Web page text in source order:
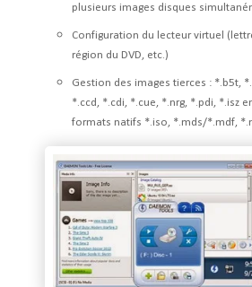
plusieurs images disques
Configuration du lecteur virtuel
région du DVD, etc.)
Gestion des images tierces : *.b5t,
*.ccd, *.cdi, *.cue, *.nrg, *.pdi, *.isz
formats natifs *.iso, *.mds/*.mdf,